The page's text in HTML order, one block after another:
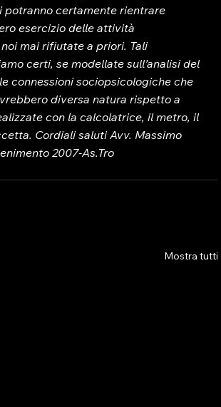
potranno certamente rientrare
esercizio delle attività
mai rifiutate a priori. Tali
certi, se modellate sull’analisi del
connessioni sociopsicologiche che
diversa natura rispetto a
con la calcolatrice, il metro, il
Cordiali saluti Avv. Massimo
2007-As.Tro
Mostra tutti